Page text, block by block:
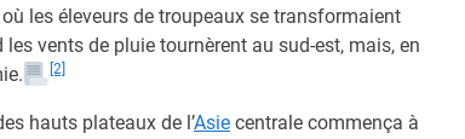
les éleveurs de troupeaux se transformaient
vents de pluie tournèrent au sud-est, mais, en
[2]
hauts plateaux de l’Asie centrale commença à